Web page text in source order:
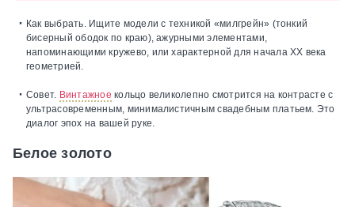
Как выбрать.Ищите модели с техникой «милгрейн» (тонкий
бисерный ободок по краю), ажурными элементами,
напоминающими кружево, или характерной для начала XX века
геометрией.
Совет. Винтажное кольцо великолепно смотрится на контрасте с
ультрасовременным, минималистичным свадебным платьем. Это
диалог эпох на вашей руке.
Белое золото